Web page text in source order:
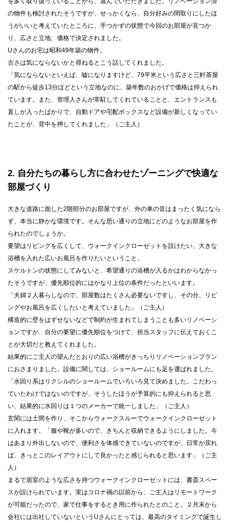
の物件も検討されたそうですが、せっかくなら、自分好みの間取りにしたほ
うがいいと考えていたところに、手つかずの状態で今回のお部屋が見つか
り、広さと立地、価格で決定されました。
Uさんのお宅は昭和49年築の物件。
古さは気にならないかと尋ねるとこう話してくれました。
「気にならないといえば、嘘になりますけど、79平米という広さと三軒茶屋
の駅から徒歩13分ほどという立地なのに、築年数のおかげで価格は抑えられ
ています。また、管理人さんが常駐してくれていることと、エントランスも
直しが入ったばかりで、自動ドアや宅配ボックスなど設備が新しくなってい
たことが、背中を押してくれました」（ご主人）
2
自分たちの暮らし方に合わせたゾーニングで快適な
部屋づくり
大きな道路に面した2階部分のお部屋ですが、外の車の音はまったく気になら
ず、本当に静かな環境です。そんな思い通りの立地にどのようなお部屋を作
られたのでしょうか。
要望はリビングを広くして、ウォークインクローゼットを設けたい、大きな
浴槽を入れた広いお風呂を作りたいということ。
スケルトンの状態にしてみないと、希望通りの浴槽が入るかはわからなかっ
たそうですが、優先順位的にはかなり上位の条件だったといいます。
「夫婦２人暮らしなので、部屋数はたくさん必要ないですし、その分、リビ
ングやお風呂を広くしたいと考えていました」（ご主人）
構造的に壁をはずせないなどで制約が生まれてしまうことも多いリノベーシ
ョンですが、自分の要望に優先順位をつけて、担当スタッフに伝えておくこ
とが大切だと教えてくれました。
結果的にご主人の望んだとおりの広い浴槽がきっちりリノベーションプラン
におさまりました。設備に関しては、ショールームにも足を運ばれました。
「水回り系はリクシルのショールームでいろいろ見て決めました。こだわっ
ていたわけではないのですが、そうしたほうが予算的にも抑えられると思
い、結果的に水回りは１つのメーカーで統一しました」（ご主人）
玄関には土間を作り、そこからウォークスルーでウォークインクローゼット
に入れます。「服や靴が多いので、きちんと収納できるようにしました。今
はあまり外出しないので、便利さを体感できていないのですが、日常が戻れ
ば、きっとこのレイアウトにして良かったと感じられると思います」（ご主
人）
まるで居室のような広さを持つウォークインクローゼットには、書斎スペー
スが設けられています。実はコロナ禍の以前から、ご主人はリモートワーク
が可能だったので、家で仕事をするとき用に作られたとのこと。２月末から
会社には出社していないというUさんにとっては、最高のタイミングで誕生し